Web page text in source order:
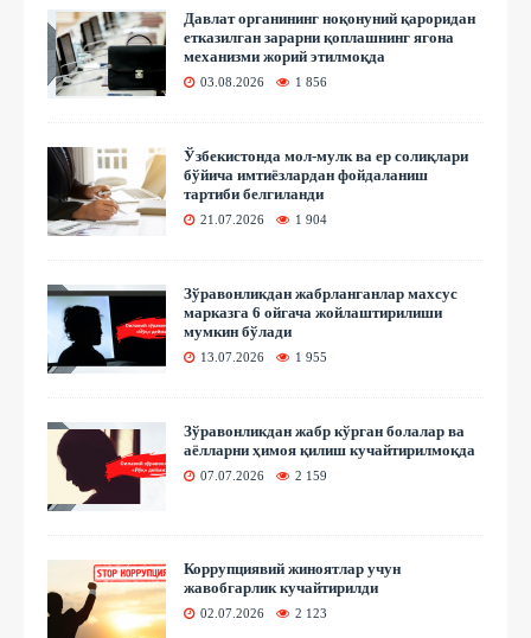
Давлат органининг ноқонуний қароридан
етказилган зарарни қоплашнинг ягона
механизми жорий этилмоқда
03.08.2026 1 856
Ўзбекистонда мол-мулк ва ер солиқлари
бўйича имтиёзлардан фойдаланиш
тартиби белгиланди
21.07.2026 1 904
Зўравонликдан жабрланганлар махсус
марказга 6 ойгача жойлаштирилиши
мумкин бўлади
13.07.2026 1 955
Зўравонликдан жабр кўрган болалар ва
аёлларни ҳимоя қилиш кучайтирилмоқда
07.07.2026 2 159
Коррупциявий жиноятлар учун
жавобгарлик кучайтирилди
02.07.2026 2 123